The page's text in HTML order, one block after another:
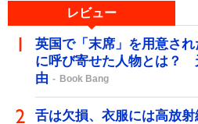
レビュー
英国で「末席」を用意され
に呼び寄せた人物とは？
由
Book Bang
舌は欠損、衣服には高放